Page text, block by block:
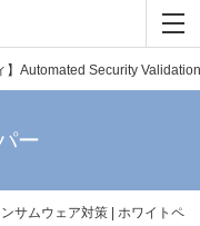
】Automated Security
ー
サムウェア対策 | ホワイトペ